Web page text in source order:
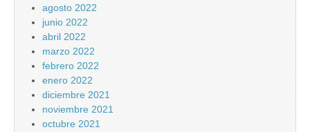
agosto 2022
junio 2022
abril 2022
marzo 2022
febrero 2022
enero 2022
diciembre 2021
noviembre 2021
octubre 2021